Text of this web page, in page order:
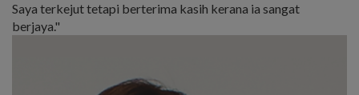
Saya terkejut tetapi berterima kasih kerana ia sangat
berjaya."